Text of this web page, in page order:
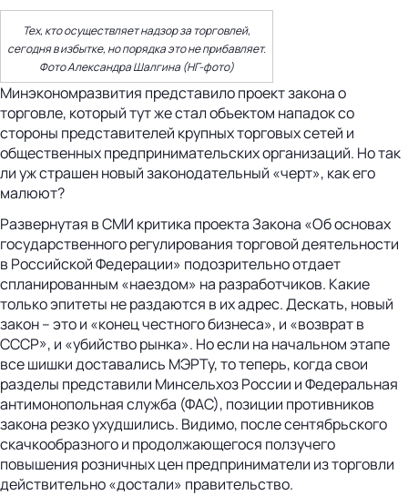
Тех, кто осуществляет надзор за торговлей,
сегодня в избытке, но порядка это не прибавляет.
Фото Александра Шалгина (НГ-фото)
Минэкономразвития представило проект закона о
торговле, который тут же стал объектом нападок со
стороны представителей крупных торговых сетей и
общественных предпринимательских организаций. Но так
ли уж страшен новый законодательный «черт», как его
малюют?
Развернутая в СМИ критика проекта Закона «Об основах
государственного регулирования торговой деятельности
в Российской Федерации» подозрительно отдает
спланированным «наездом» на разработчиков. Какие
только эпитеты не раздаются в их адрес. Дескать, новый
закон – это и «конец честного бизнеса», и «возврат в
СССР», и «убийство рынка». Но если на начальном этапе
все шишки доставались МЭРТу, то теперь, когда свои
разделы представили Минсельхоз России и Федеральная
антимонопольная служба (ФАС), позиции противников
закона резко ухудшились. Видимо, после сентябрьского
скачкообразного и продолжающегося ползучего
повышения розничных цен предприниматели из торговли
действительно «достали» правительство.